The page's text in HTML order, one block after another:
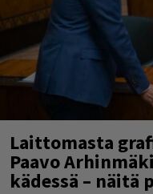
Laittomasta
Paavo
kädessä – näitä